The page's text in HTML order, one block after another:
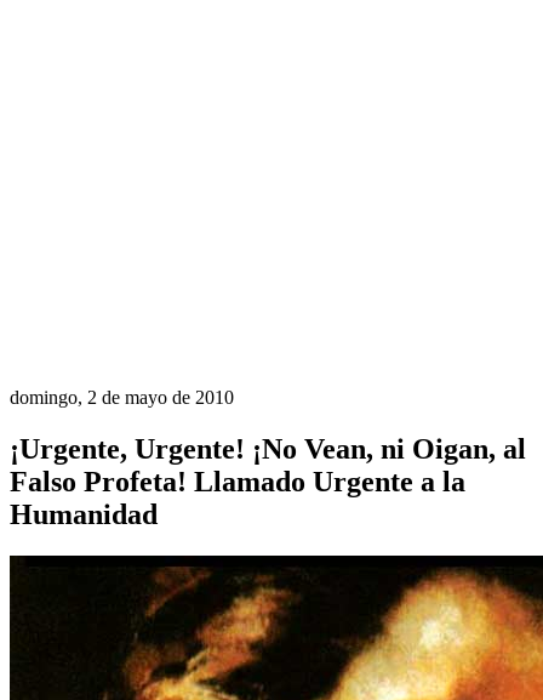
domingo, 2 de mayo de 2010
¡Urgente, Urgente! ¡No Vean, ni Oigan, al
Falso Profeta! Llamado Urgente a la
Humanidad